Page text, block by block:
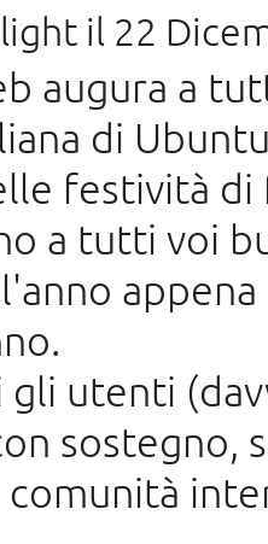
il 22
augura a
di
festività
a tutti voi
gli utenti
sostegno,